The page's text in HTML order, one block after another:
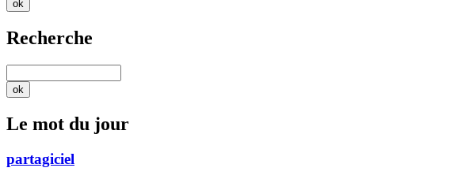
Recherche
Le mot du jour
partagiciel